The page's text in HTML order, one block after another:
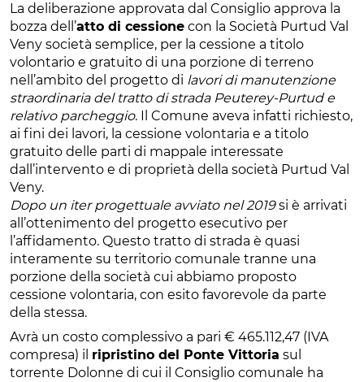
La deliberazione approvata dal Consiglio approva la
bozza dell’atto di cessione con la Società Purtud Val
Veny società semplice, per la cessione a titolo
volontario e gratuito di una porzione di terreno
nell’ambito del progetto di lavori di manutenzione
straordinaria del tratto di strada Peuterey-Purtud e
relativo parcheggio. Il Comune aveva infatti richiesto,
ai fini dei lavori, la cessione volontaria e a titolo
gratuito delle parti di mappale interessate
dall’intervento e di proprietà della società Purtud Val
Veny.
Dopo un iter progettuale avviato nel 2019si è arrivati
all’ottenimento del progetto esecutivo per
l’affidamento. Questo tratto di strada è quasi
interamente su territorio comunale tranne una
porzione della società cui abbiamo proposto
cessione volontaria, con esito favorevole da parte
della stessa.
Avrà un costo complessivo a pari € 465.112,47 (IVA
compresa) il ripristino del Ponte Vittoria sul
torrente Dolonne di cui il Consiglio comunale ha